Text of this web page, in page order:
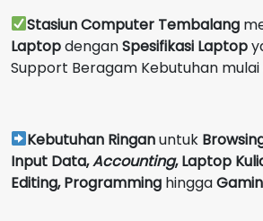
Stasiun Computer Tembalang
LaptopdenganSpesifikasi Laptop
Support Beragam Kebutuhan
Kebutuhan Ringanuntuk
Input Data,Accounting, Laptop
Editing, Programming hingga